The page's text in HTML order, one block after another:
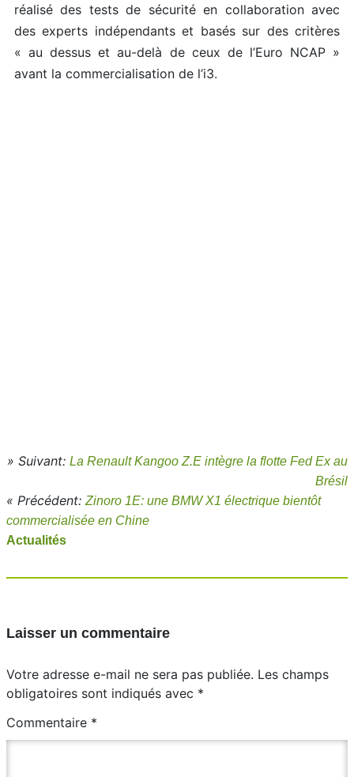
réalisé des tests de sécurité en collaboration avec
des experts indépendants et basés sur des critères
« au dessus et au-delà de ceux de l’Euro NCAP »
avant la commercialisation de l’i3.
» Suivant: La Renault Kangoo Z.E intègre la flotte Fed Ex au
Brésil
« Précédent: Zinoro 1E: une BMW X1 électrique bientôt
commercialisée en Chine
Actualités
Laisser un commentaire
Votre adresse e-mail ne sera pas publiée. Les champs
obligatoires sont indiqués avec *
Commentaire *